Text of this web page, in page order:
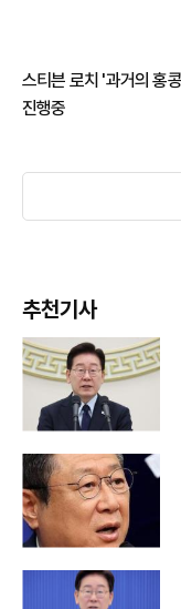
스티븐 로치 '과거의 홍
진행중
추천기사